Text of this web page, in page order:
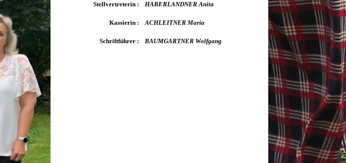
Stellvertreterin :
Kassierin :
Schriftführer :
HABERLANDNER Anita
ACHLEITNER Maria
BAUMGARTNER Wolfgang